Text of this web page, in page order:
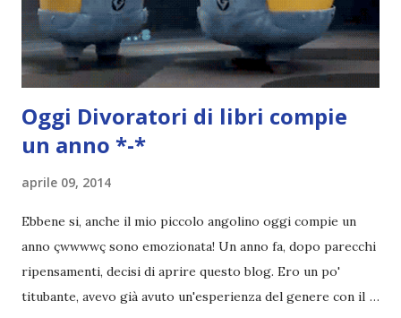
terrificante. Non mi vede neppure. Ma io l'ho notato. L'ho
visto, l'ho sentito. Le cose che ha fatto, i misfatti ch...
Oggi Divoratori di libri compie
un anno *-*
aprile 09, 2014
Ebbene si, anche il mio piccolo angolino oggi compie un
anno çwwwwç sono emozionata! Un anno fa, dopo parecchi
ripensamenti, decisi di aprire questo blog. Ero un po'
titubante, avevo già avuto un'esperienza del genere con il